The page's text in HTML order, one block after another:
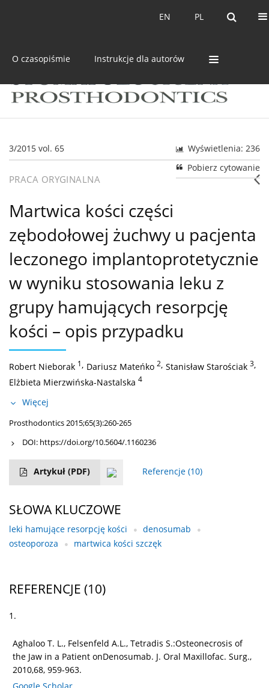
PL
EN PL
EN
O czasopiśmie Instrukcje dla autorów
3/2015 vol. 65
Wyświetlenia: 236
Pobierz cytowanie
PRACA ORYGINALNA
Martwica kości części
zębodołowej żuchwy u pacjenta
leczonego implantoprotetycznie
w wyniku stosowania leku z
grupy hamujących resorpcję
kości – opis przypadku
Robert Nieborak 1, Dariusz Mateńko 2, Stanisław Starościak 3,
Elżbieta Mierzwińska-Nastalska 4
Więcej
Prosthodontics 2015;65(3):260-265
DOI: https://doi.org/10.5604/.1160236
Artykuł (PDF) Referencje (10)
SŁOWA KLUCZOWE
leki hamujące resorpcję kości
denosumab
osteoporoza
martwica kości szczęk
REFERENCJE (10)
1.
Aghaloo T. L., Felsenfeld A.L., Tetradis S.:Osteonecrosis of
the Jaw in a Patient onDenosumab. J. Oral Maxillofac. Surg.,
2010,68, 959-963.